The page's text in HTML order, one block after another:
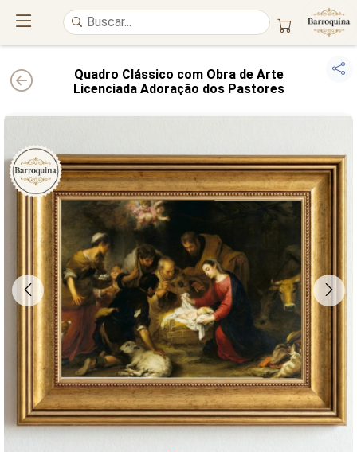
UM ATELIÊ 100% FINE ART
Trazemos a imponência das maiores obras de arte do mundo
para o
alto padrão da sua casa. Nosso acervo reúne a genialidade de
grandes
pintores renomados, resgatandoartes reaise o requinte inconfundível
das obras doséculo XIX . Produção artesanal em Canvas 100% Algodão
,
molduras em
Madeira Maciça e impressão com Pigmentação Mineral
QUALIDADE DE MUSEU GARANTIA ETERNA
Curadoria das Campanhas
A seleção de obras-primas apresentadas em nossos vídeos nas redes
sociais, reunidas aqui para sua apreciação.
Quadro Clássico com Obra de Arte
Licenciada Adoração dos Pastores